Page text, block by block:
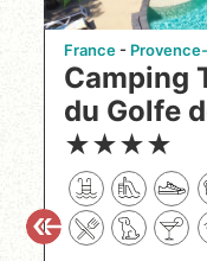
France
Camping Tikayan Domaine
du Golfe
★★★★